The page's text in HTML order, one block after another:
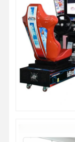
すべての場合
子供のゲーム機
カーレースゲー
ショッターア
切符の買戻し